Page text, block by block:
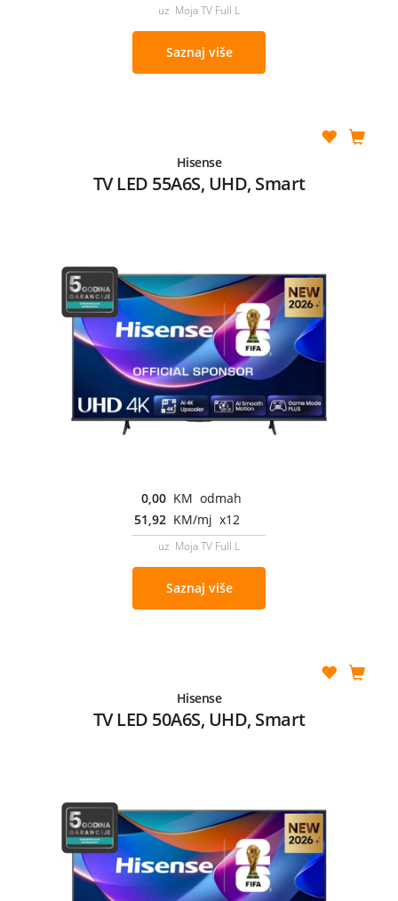
uz Moja TV Full L
Saznaj više
Hisense
TV LED 55A6S, UHD, Smart
0,00 KM odmah
51,92 KM/mj x12
uz Moja TV Full L
Saznaj više
Hisense
TV LED 50A6S, UHD, Smart